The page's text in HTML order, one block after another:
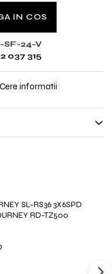
IN COS
SF-24-V
037 315
informatii
SL-RS36 3X6SPD
RD-TZ500